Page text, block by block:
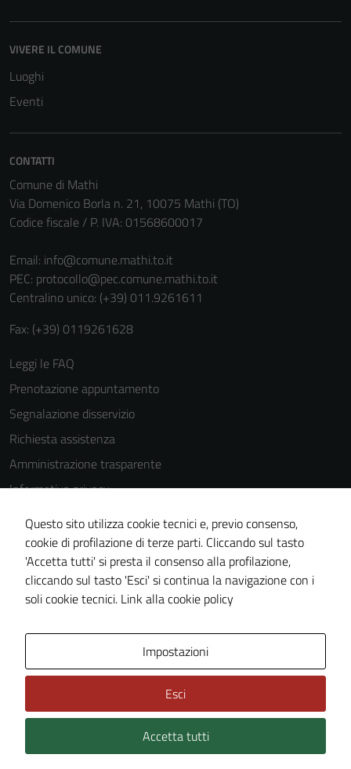
VIVERE IL COMUNE
Luoghi
Eventi
CONTATTI
Comune di Mathi
Via Domenico Borla n. 21, 10075 Mathi (TO)
Codice fiscale / P. IVA: 01568600017
Email: info@comune.mathi.to.it
PEC: protocollo@pec.comune.mathi.to.it
Centralino unico: (+39) 011.9261611
Fax: (+39) 0119261628
Leggi le FAQ
Prenotazione appuntamento
Segnalazione disservizio
Richiesta assistenza
Amministrazione trasparente
Informativa privacy
Note legali
Dichiarazione di accessibilità
Piano di miglioramento del sito
Technical Design s.r.l.
Questo sito utilizza cookie tecnici e, previo consenso,
cookie di profilazione di terze parti. Cliccando sul tasto
'Accetta tutti' si presta il consenso alla profilazione,
cliccando sul tasto 'Esci' si continua la navigazione con i
soli cookie tecnici. Link alla cookie policy
Impostazioni
Esci
Accetta tutti